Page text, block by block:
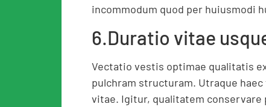
incommodum quod per huiusmodi
6.Duratio vitae
Vectatio vestis optimae qualitatis
pulchram structuram. Utraque
vitae. Igitur, qualitatem